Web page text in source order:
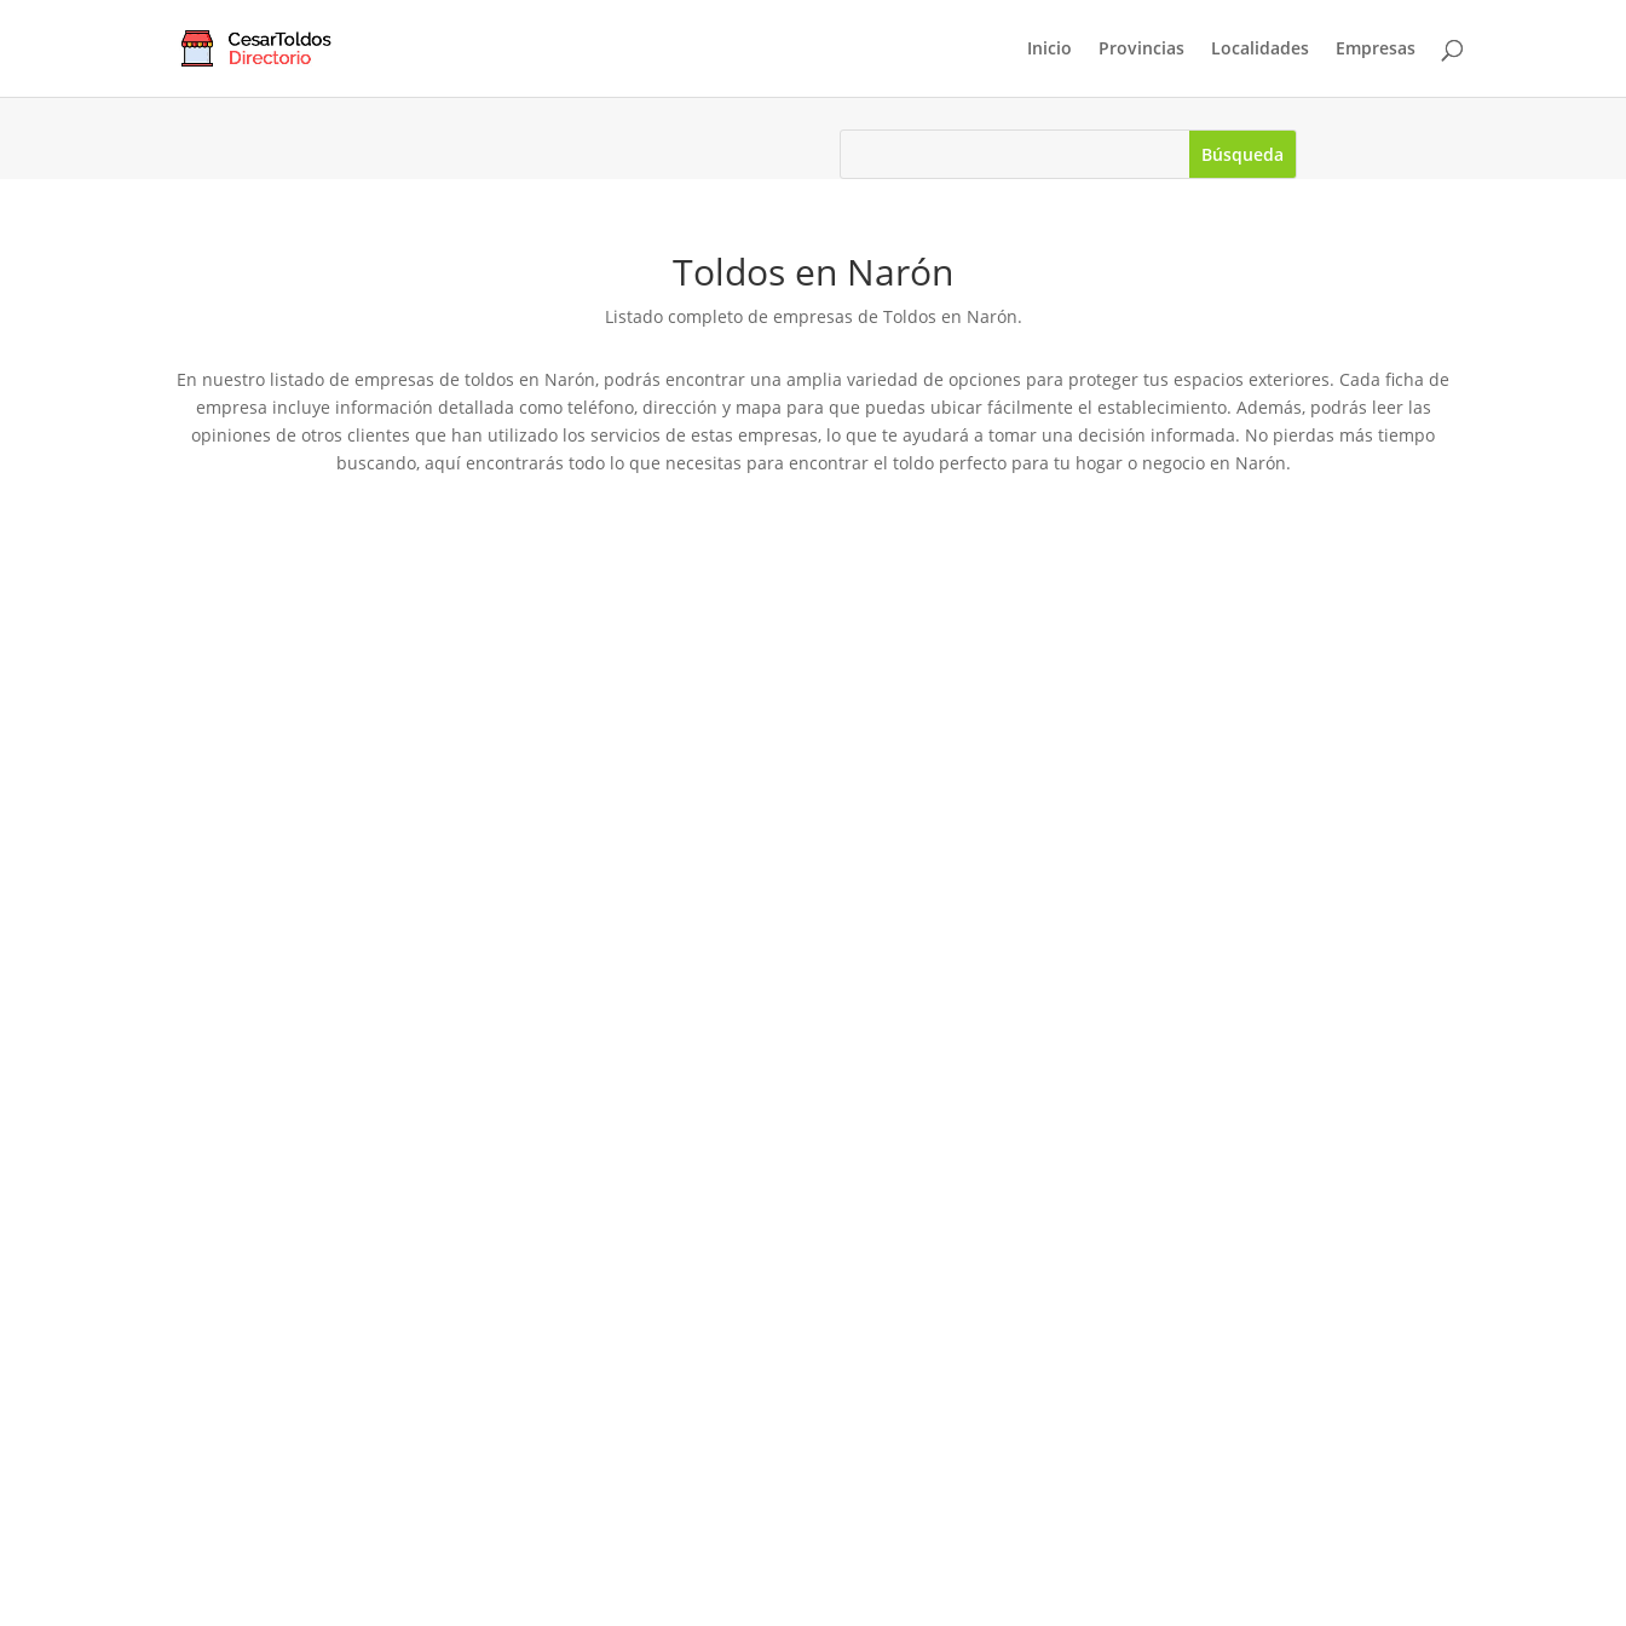
Inicio Provincias Localidades Empresas
Toldos en Narón
Listado completo de empresas de Toldos en Narón.
En nuestro listado de empresas de toldos en Narón, podrás encontrar una amplia variedad de opciones para proteger tus espacios exteriores. Cada ficha de
empresa incluye información detallada como teléfono, dirección y mapa para que puedas ubicar fácilmente el establecimiento. Además, podrás leer las
opiniones de otros clientes que han utilizado los servicios de estas empresas, lo que te ayudará a tomar una decisión informada. No pierdas más tiempo
buscando, aquí encontrarás todo lo que necesitas para encontrar el toldo perfecto para tu hogar o negocio en Narón.